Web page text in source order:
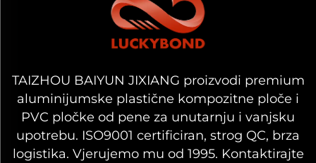
TAIZHOU BAIYUN JIXIANG proizvodi premium
aluminijumske plastične kompozitne ploče i
PVC pločke od pene za unutarnju i vanjsku
upotrebu. ISO9001 certificiran, strog QC, brza
logistika. Vjerujemo mu od 1995. Kontaktirajte